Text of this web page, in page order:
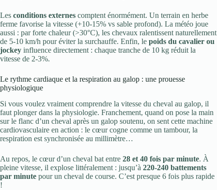
Les conditions externes comptent énormément. Un terrain en herbe
ferme favorise la vitesse (+10-15% vs sable profond). La météo joue
aussi : par forte chaleur (>30°C), les chevaux ralentissent naturellement
de 5-10 km/h pour éviter la surchauffe. Enfin, le poids du cavalier ou
jockey influence directement : chaque tranche de 10 kg réduit la
vitesse de 2-3%.
Le rythme cardiaque et la respiration au galop : une prouesse
physiologique
Si vous voulez vraiment comprendre la vitesse du cheval au galop, il
faut plonger dans la physiologie. Franchement, quand on pose la main
sur le flanc d’un cheval après un galop soutenu, on sent cette machine
cardiovasculaire en action : le cœur cogne comme un tambour, la
respiration est synchronisée au millimètre…
Au repos, le cœur d’un cheval bat entre 28 et 40 fois par minute. À
pleine vitesse, il explose littéralement : jusqu’à 220-240 battements
par minute pour un cheval de course. C’est presque 6 fois plus rapide
!